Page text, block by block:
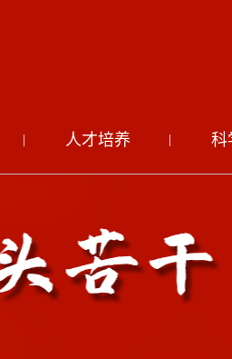
| 人才培养 | 科